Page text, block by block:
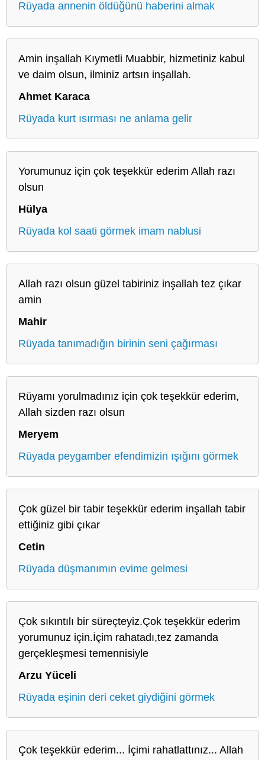
Rüyada annenin öldüğünü haberini almak
Amin inşallah Kıymetli Muabbir, hizmetiniz kabul
ve daim olsun, ilminiz artsın inşallah.
Ahmet Karaca
Rüyada kurt ısırması ne anlama gelir
Yorumunuz için çok teşekkür ederim Allah razı
olsun
Hülya
Rüyada kol saati görmek imam nablusi
Allah razı olsun güzel tabiriniz inşallah tez çıkar
amin
Mahir
Rüyada tanımadığın birinin seni çağırması
Rüyamı yorulmadınız için çok teşekkür ederim,
Allah sizden razı olsun
Meryem
Rüyada peygamber efendimizin ışığını görmek
Çok güzel bir tabir teşekkür ederim inşallah tabir
ettiğiniz gibi çıkar
Cetin
Rüyada düşmanımın evime gelmesi
Çok sıkıntılı bir süreçteyiz.Çok teşekkür ederim
yorumunuz için.İçim rahatadı,tez zamanda
gerçekleşmesi temennisiyle
Arzu Yüceli
Rüyada eşinin deri ceket giydiğini görmek
Çok teşekkür ederim... İçimi rahatlattınız... Allah